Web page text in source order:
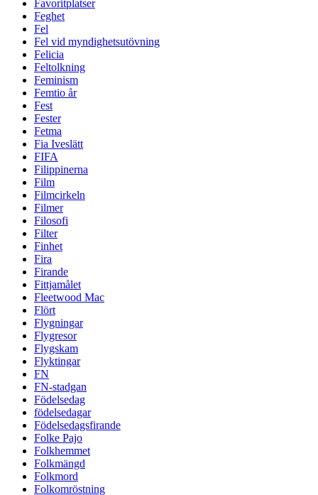
Favoritplatser
Feghet
Fel
Fel vid myndighetsutövning
Felicia
Feltolkning
Feminism
Femtio år
Fest
Fester
Fetma
Fia Iveslätt
FIFA
Filippinerna
Film
Filmcirkeln
Filmer
Filosofi
Filter
Finhet
Fira
Firande
Fittjamålet
Fleetwood Mac
Flört
Flygningar
Flygresor
Flygskam
Flyktingar
FN
FN-stadgan
Födelsedag
födelsedagar
Födelsedagsfirande
Folke Pajo
Folkhemmet
Folkmängd
Folkmord
Folkomröstning